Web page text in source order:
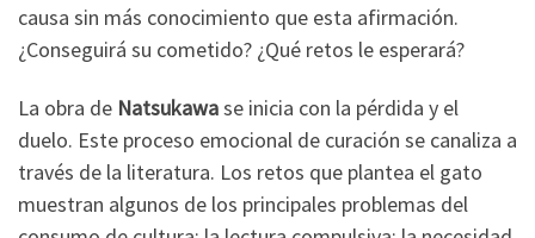
causa sin más conocimiento que esta afirmación.
¿Conseguirá su cometido? ¿Qué retos le esperará?
La obra de Natsukawase inicia con la pérdida y el
duelo. Este proceso emocional de curación se canaliza a
través de la literatura. Los retos que plantea el gato
muestran algunos de los principales problemas del